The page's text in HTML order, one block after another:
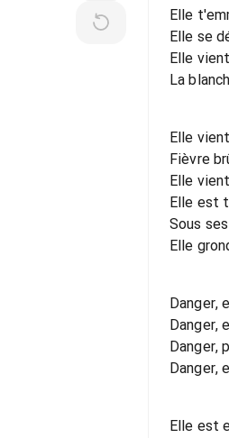
Elle
Elle se
Elle
La
Elle
Fièvre
Elle
Elle est
Sous
Elle
Danger,
Danger,
Danger,
Danger,
Elle est